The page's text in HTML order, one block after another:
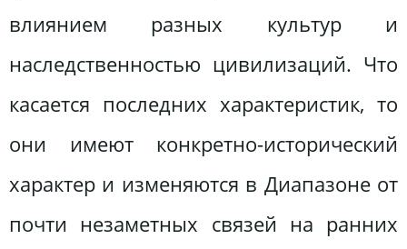
влиянием разных культур и
наследственностью цивилизаций. Что
касается последних характеристик, то
они имеют конкретно-исторический
характер и изменяются в Диапазоне от
почти незаметных связей на ранних